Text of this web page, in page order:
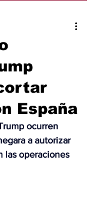
España
ocurren
a autorizar
las operaciones